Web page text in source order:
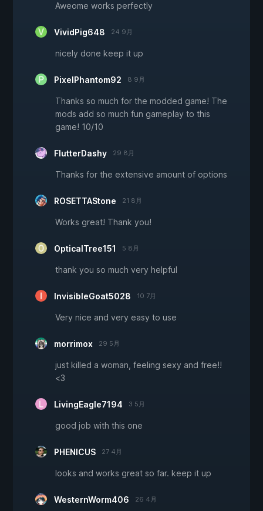
Aweome works perfectly
VividPig648 24 9月
nicely done keep it up
PixelPhantom92 8 9月
Thanks so much for the modded game! The
mods add so much fun gameplay to this
game! 10/10
FlutterDashy 29 8月
Thanks for the extensive amount of options
ROSETTAStone 21 8月
Works great! Thank you!
OpticalTree151 5 8月
thank you so much very helpful
InvisibleGoat5028 10 7月
Very nice and very easy to use
morrimox 29 5月
just killed a woman, feeling sexy and free!!
<3
LivingEagle7194 3 5月
good job with this one
PHENICUS 27 4月
looks and works great so far. keep it up
WesternWorm406 26 4月